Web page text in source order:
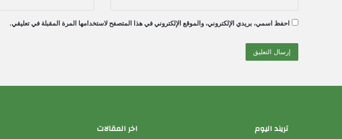
احفظ اسمي، بريدي الإلكتروني، والموقع الإلكتروني في هذا المتصفح لاستخدامها المرة المقبلة في تعليقي.
تريند اليوم اخر المقالات